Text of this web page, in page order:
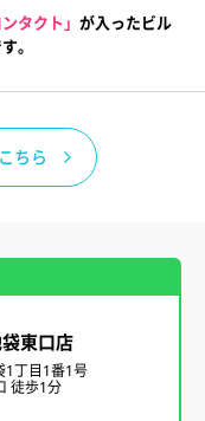
タクト」 が入ったビル
。
ちら
東口店
1丁目1番1号
徒歩1分